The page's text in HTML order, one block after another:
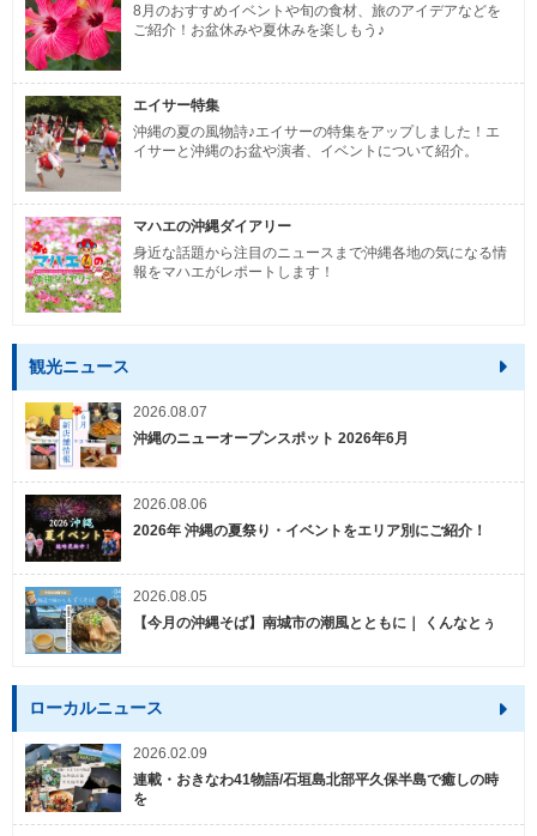
8月のおすすめイベントや旬の食材、旅のアイデアなどを
ご紹介！お盆休みや夏休みを楽しもう♪
エイサー特集
沖縄の夏の風物詩♪エイサーの特集をアップしました！エ
イサーと沖縄のお盆や演者、イベントについて紹介。
マハエの沖縄ダイアリー
身近な話題から注目のニュースまで沖縄各地の気になる情
報をマハエがレポートします！
観光ニュース
2026.08.07
沖縄のニューオープンスポット 2026年6月
2026.08.06
2026年 沖縄の夏祭り・イベントをエリア別にご紹介！
2026.08.05
【今月の沖縄そば】南城市の潮風とともに｜ くんなとぅ
ローカルニュース
2026.02.09
連載・おきなわ41物語/石垣島北部平久保半島で癒しの時
を